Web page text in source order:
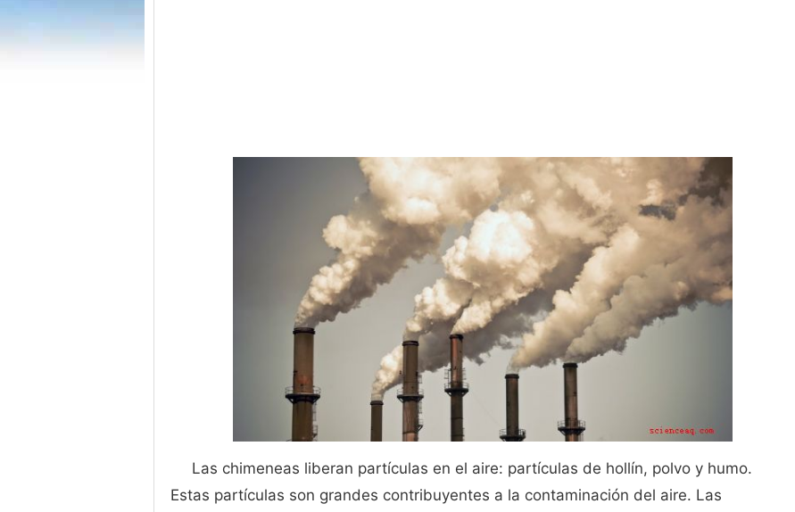
Las chimeneas liberan partículas en el aire: partículas de hollín, polvo y humo.
Estas partículas son grandes contribuyentes a la contaminación del aire. Las